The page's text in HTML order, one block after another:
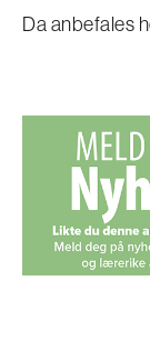
Da anbefales